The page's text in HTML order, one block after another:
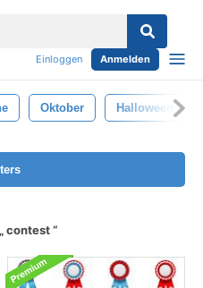
Einloggen Anmelden
Oktober Halloween
contest